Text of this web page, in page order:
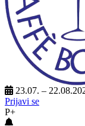
23.07. –
Prijavi se
P+